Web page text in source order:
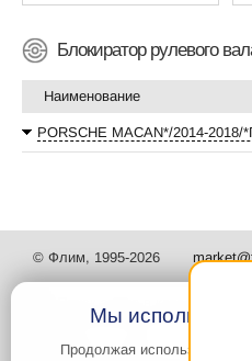
Блокиратор рулевого
Наименование
PORSCHE MACAN*/2014-
© Флим, 1995-2026
Мы используем
Продолжая использовать